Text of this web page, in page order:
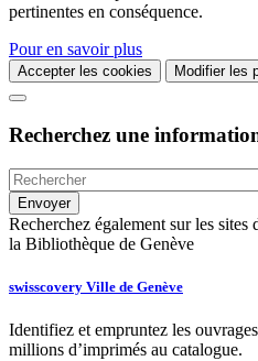
pertinentes en conséquence.
Pour en savoir plus
Accepter les cookies Modifier les
Recherchez une
Recherchez également sur les
la Bibliothèque de Genève
swisscovery Ville de Genève
Identifiez et empruntez les
millions d’imprimés au catalogue.